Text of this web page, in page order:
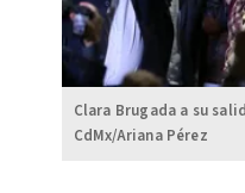
Clara Brugada a su
CdMx/Ariana Pérez